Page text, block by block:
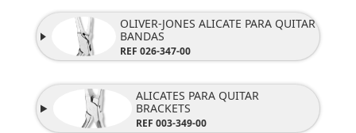
OLIVER-JONES ALICATE PARA QUITAR
BANDAS
REF 026-347-00
ALICATES PARA QUITAR
BRACKETS
REF 003-349-00